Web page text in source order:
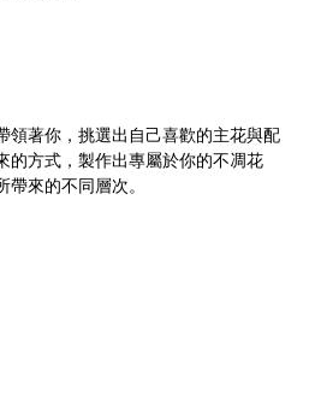
領著你，挑選出自己喜歡的主花與配
的方式，製作出專屬於你的不凋花
來的不同層次。